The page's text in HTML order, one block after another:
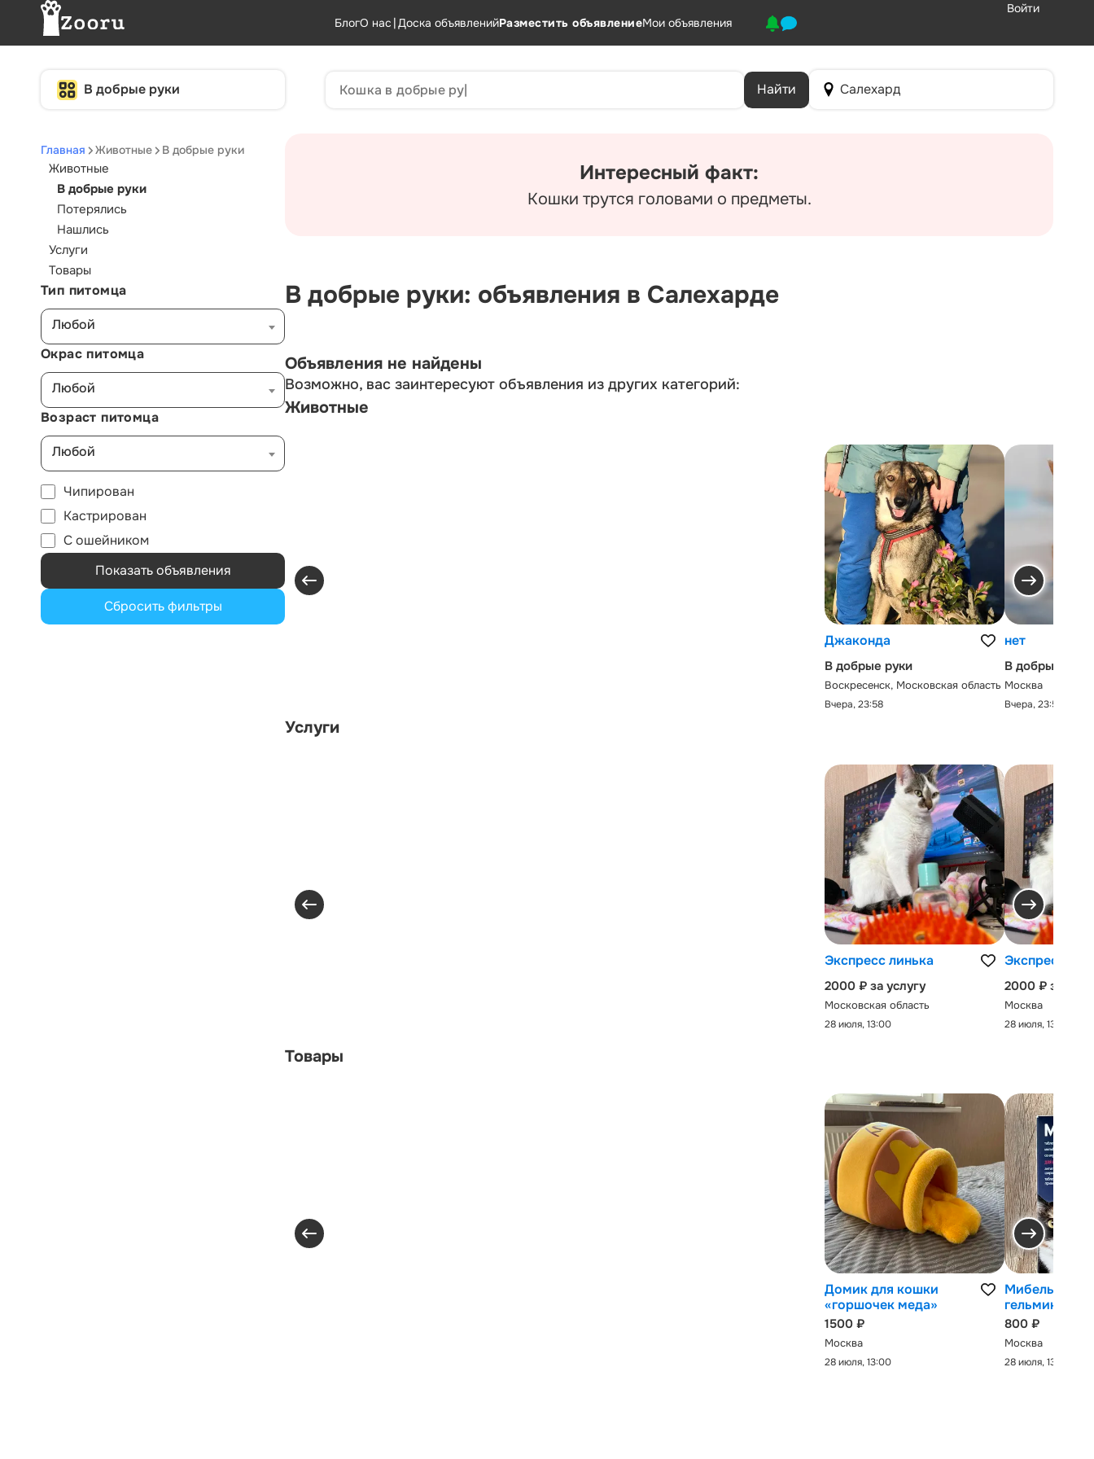
БлогО нас |Доска объявленийРазместить объявлениеМои объявления
Войти
В добрые руки Найти Салехард
Главная Животные В добрые руки
Животные
В добрые руки
Потерялись
Нашлись
Услуги
Товары
Тип питомца
Любой
Окрас питомца
Любой
Возраст питомца
Любой
Чипирован
Кастрирован
С ошейником
Показать объявления
Сбросить фильтры
Интересный факт:
Кошки трутся головами о предметы.
В добрые руки: объявления в Салехарде
Объявления не найдены
Возможно, вас заинтересуют объявления из других категорий:
Животные
Джаконда
В добрые руки
Воскресенск, Московская область
Вчера, 23:58
нет
В добрые руки
Москва
Вчера, 23:58
Услуги
Экспресс линька
2000 ₽ за услугу
Московская область
28 июля, 13:00
Экспресс-
2000 ₽ за
Москва
28 июля, 13:00
Товары
Домик для кошки
«горшочек меда»
1500 ₽
Москва
28 июля, 13:00
Мибельмакс
гельминтов
800 ₽
Москва
28 июля, 13:00